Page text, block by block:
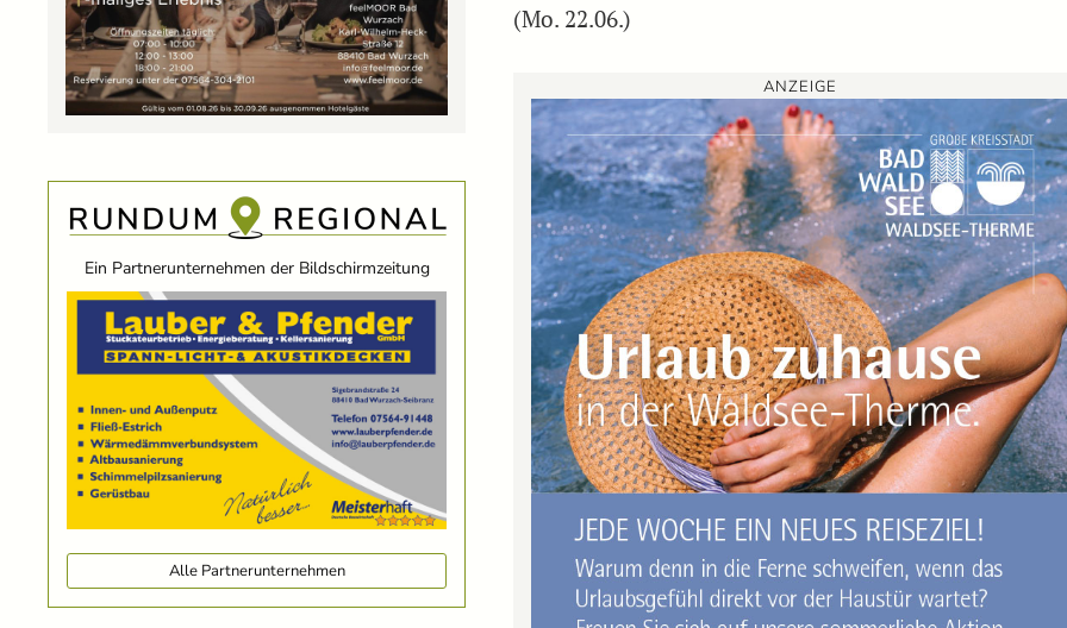
Ein Partnerunternehmen der Bildschirmzeitung
Alle Partnerunternehmen
(Mo. 22.06.)
ANZEIGE